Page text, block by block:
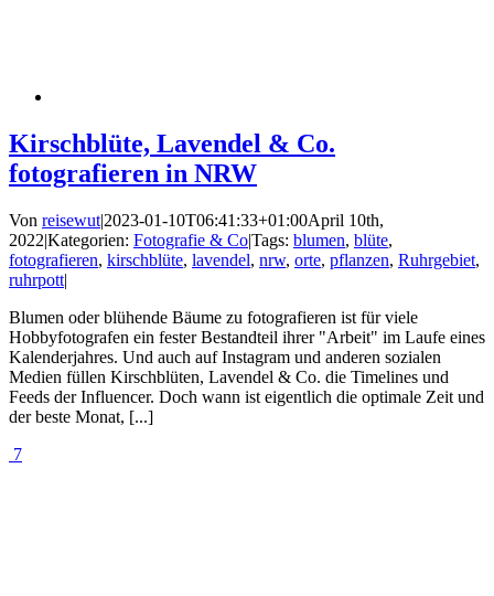
Kirschblüte, Lavendel & Co.
fotografieren in NRW
Von reisewut|2023-01-10T06:41:33+01:00April 10th,
2022|Kategorien: Fotografie & Co|Tags: blumen, blüte,
fotografieren, kirschblüte, lavendel, nrw, orte, pflanzen, Ruhrgebiet,
ruhrpott|
Blumen oder blühende Bäume zu fotografieren ist für viele
Hobbyfotografen ein fester Bestandteil ihrer "Arbeit" im Laufe eines
Kalenderjahres. Und auch auf Instagram und anderen sozialen
Medien füllen Kirschblüten, Lavendel & Co. die Timelines und
Feeds der Influencer. Doch wann ist eigentlich die optimale Zeit und
der beste Monat, [...]
7